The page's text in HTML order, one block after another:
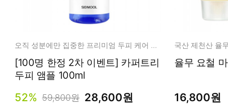
오직 성분에만 집중한 프리미엄 두피 케어 앰플
[100명 한정 2차 이벤트] 카퍼트리
두피 앰플 100ml
52% 59,800원 28,600원
국산 제천산 율
율무 요철
16,800원